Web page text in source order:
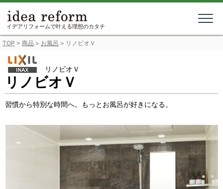
Skip
content
イデアリフォームで叶える理想のカタチ
TOP > 商品 > お風呂 > リノビオＶ
リノビオＶ
リノビオＶ
習慣から特別な時間へ。もっとお風呂が好きになる。